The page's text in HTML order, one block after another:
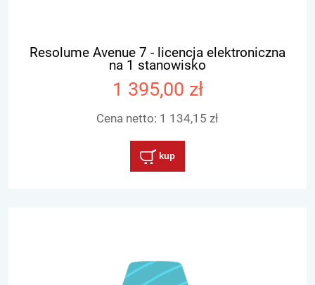
Resolume Avenue 7 - licencja elektroniczna
na 1 stanowisko
1 395,00 zł
Cena netto: 1 134,15 zł
kup